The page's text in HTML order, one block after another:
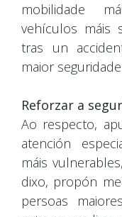
mobilidade
vehículos máis
tras un
maior
Reforzar a
Ao respecto,
atención
máis
dixo, propón
persoas